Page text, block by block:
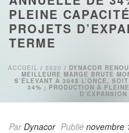
PLEINE
PROJETS
TERME
ACCUEIL / 2020 / DYNACOR
MEILLEURE MARGE BRUTE
S’ÉLEVANT À 304$ L’ONCE,
34% ; PRODUCTION À
ParDynacor Publié novembre